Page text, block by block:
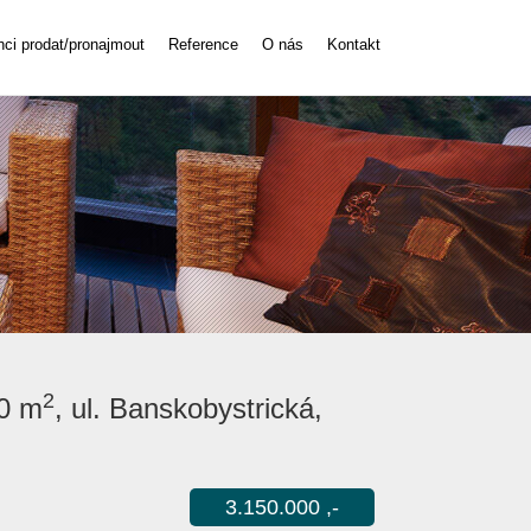
prodat/pronajmout Reference O nás Kontakt
m2, ul. Banskobystrická,
3.150.000 ,-